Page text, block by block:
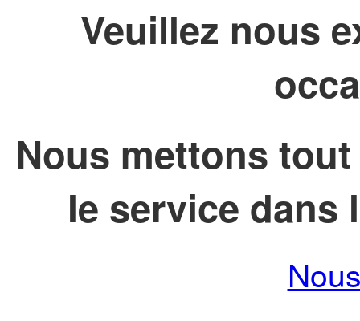
Veuillez nous
Nous mettons
le service dans